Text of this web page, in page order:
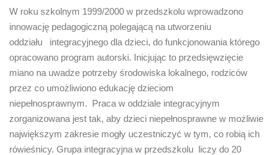
W roku szkolnym 1999/2000 w przedszkolu wprowadzono
innowację pedagogiczną polegającą na utworzeniu
oddziału integracyjnego dla dzieci, do funkcjonowania którego
opracowano program autorski. Inicjując to przedsięwzięcie
miano na uwadze potrzeby środowiska lokalnego, rodziców
przez co umożliwiono edukację dzieciom
niepełnosprawnym. Praca w oddziale integracyjnym
zorganizowana jest tak, aby dzieci niepełnosprawne w możliwie
największym zakresie mogły uczestniczyć w tym, co robią ich
rówieśnicy. Grupa integracyjna w przedszkolu liczy do 20